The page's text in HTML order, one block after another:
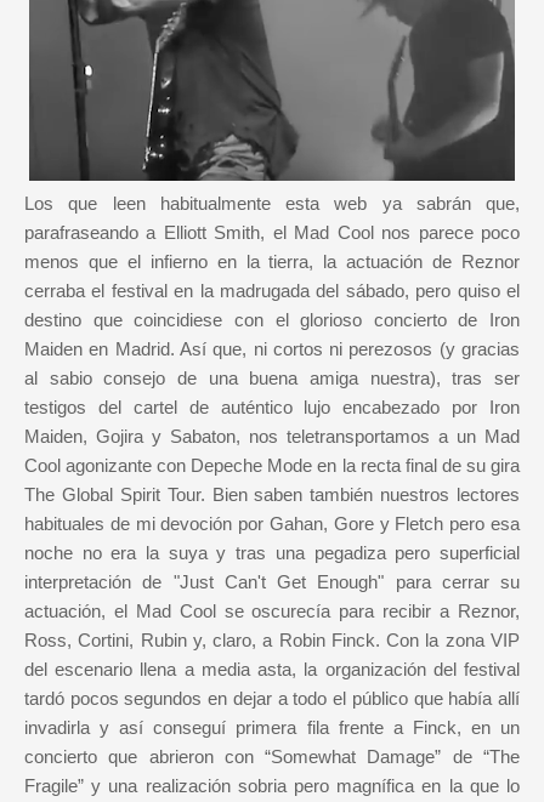
Los que leen habitualmente esta web ya sabrán que,
parafraseando a Elliott Smith, el Mad Cool nos parece poco
menos que el infierno en la tierra, la actuación de Reznor
cerraba el festival en la madrugada del sábado, pero quiso el
destino que coincidiese con el glorioso concierto de Iron
Maiden en Madrid. Así que, ni cortos ni perezosos (y gracias
al sabio consejo de una buena amiga nuestra), tras ser
testigos del cartel de auténtico lujo encabezado por Iron
Maiden, Gojira y Sabaton, nos teletransportamos a un Mad
Cool agonizante con Depeche Mode en la recta final de su gira
The Global Spirit Tour. Bien saben también nuestros lectores
habituales de mi devoción por Gahan, Gore y Fletch pero esa
noche no era la suya y tras una pegadiza pero superficial
interpretación de "Just Can't Get Enough" para cerrar su
actuación, el Mad Cool se oscurecía para recibir a Reznor,
Ross, Cortini, Rubin y, claro, a Robin Finck. Con la zona VIP
del escenario llena a media asta, la organización del festival
tardó pocos segundos en dejar a todo el público que había allí
invadirla y así conseguí primera fila frente a Finck, en un
concierto que abrieron con “Somewhat Damage” de “The
Fragile” y una realización sobria pero magnífica en la que lo